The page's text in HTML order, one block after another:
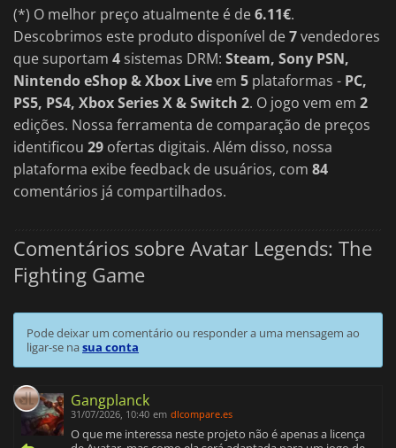
(*) O melhor preço atualmente é de6.11€.
Descobrimos este produto disponível de7vendedores
que suportam 4 sistemas DRM: Steam, Sony PSN,
Nintendo eShop & Xbox Live em 5 plataformas - PC,
PS5, PS4, Xbox Series X & Switch 2. O jogo vem em 2
edições. Nossa ferramenta de comparação de preços
identificou 29 ofertas digitais. Além disso, nossa
plataforma exibe feedback de usuários, com 84
comentários já compartilhados.
Comentários sobre Avatar Legends: The
Fighting Game
Pode deixar um comentário ou responder a uma mensagem ao
ligar-se nasua conta
Gangplanck
31/07/2026, 10:40 em dlcompare.es
O que me interessa neste projeto não é apenas a licença